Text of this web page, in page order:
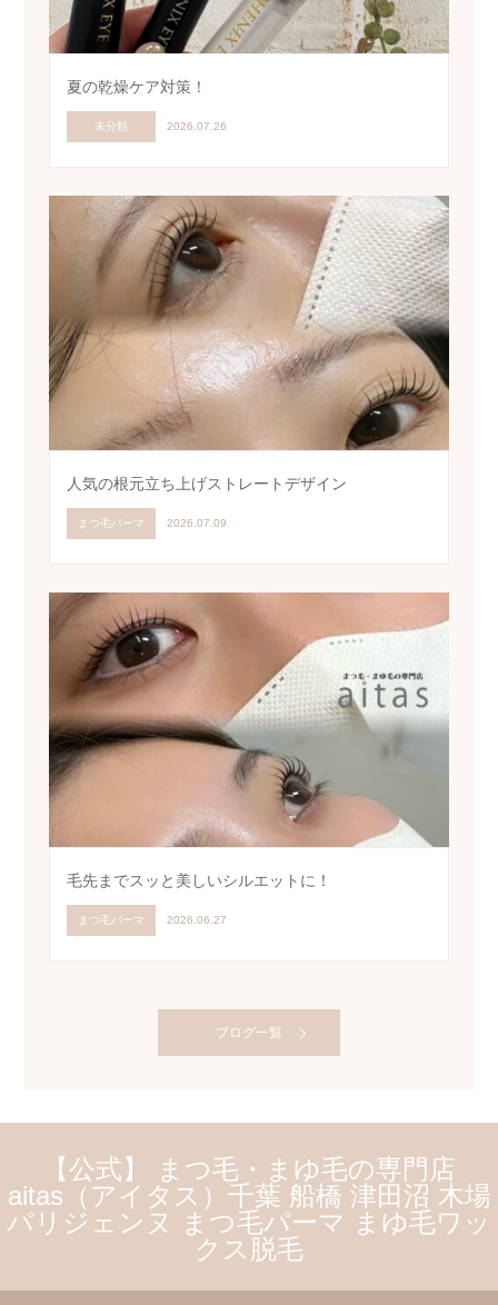
ブログ一覧
夏の乾燥ケア対策！
未分類 2026.07.26
人気の根元立ち上げストレートデザイン
まつ毛パーマ 2026.07.09
毛先までスッと美しいシルエットに！
まつ毛パーマ 2026.06.27
【公式】 まつ毛・まゆ毛の専門店
aitas（アイタス）千葉 船橋 津田沼 木場
パリジェンヌ まつ毛パーマ まゆ毛ワッ
クス脱毛